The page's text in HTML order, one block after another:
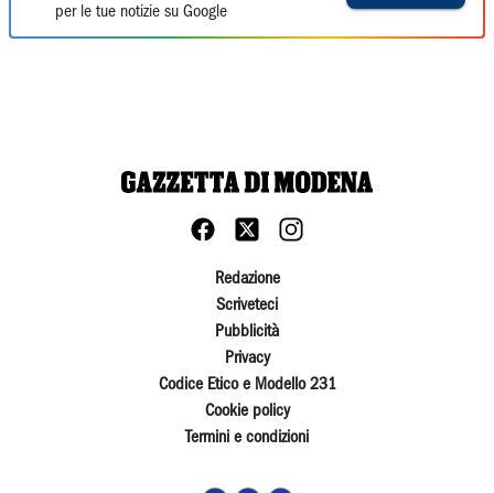
per le tue notizie su Google
Redazione
Scriveteci
Pubblicità
Privacy
Codice Etico e Modello 231
Cookie policy
Termini e condizioni